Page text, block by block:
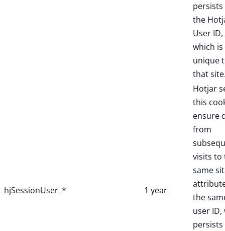
persists
the
User ID,
which is
unique
that
_hjSessionUser_* 1 year
Hotjar
this
ensure
from
visits to
same
the
user ID,
persists